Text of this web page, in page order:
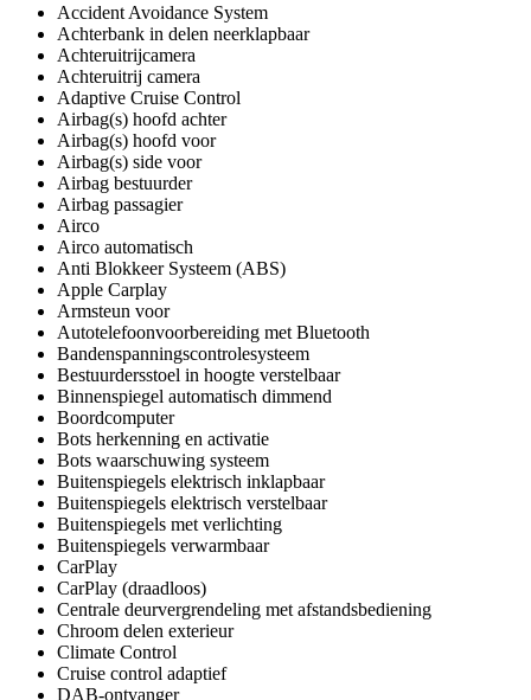
Accident Avoidance System
Achterbank in delen neerklapbaar
Achteruitrijcamera
Achteruitrij camera
Adaptive Cruise Control
Airbag(s) hoofd achter
Airbag(s) hoofd voor
Airbag(s) side voor
Airbag bestuurder
Airbag passagier
Airco
Airco automatisch
Anti Blokkeer Systeem (ABS)
Apple Carplay
Armsteun voor
Autotelefoonvoorbereiding met Bluetooth
Bandenspanningscontrolesysteem
Bestuurdersstoel in hoogte verstelbaar
Binnenspiegel automatisch dimmend
Boordcomputer
Bots herkenning en activatie
Bots waarschuwing systeem
Buitenspiegels elektrisch inklapbaar
Buitenspiegels elektrisch verstelbaar
Buitenspiegels met verlichting
Buitenspiegels verwarmbaar
CarPlay
CarPlay (draadloos)
Centrale deurvergrendeling met afstandsbediening
Chroom delen exterieur
Climate Control
Cruise control adaptief
DAB-ontvanger